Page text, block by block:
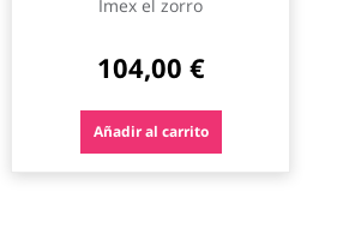
Imex el zorro
104,00 €
Añadir al carrito